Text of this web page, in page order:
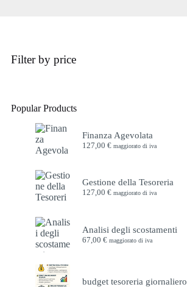
Filter by price
Popular Products
Finanza Agevolata
127,00€ maggiorato di iva
Gestione della Tesoreria
127,00€ maggiorato di iva
Analisi degli scostamenti
67,00€ maggiorato di iva
budget tesoreria giornaliero